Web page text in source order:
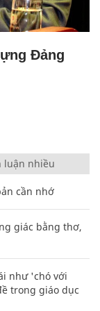
Đảng
luận nhiều
cần nhớ
giác bằng thơ,
như 'chó với
trong giáo dục